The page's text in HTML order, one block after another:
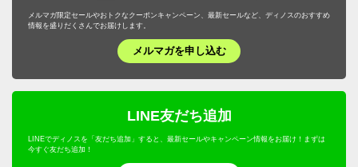
メルマガ限定セールやおトクなクーポンキャンペーン、最新セールなど、ディノスのおすすめ
情報を盛りだくさんでお届けします。
メルマガを申し込む
LINE友だち追加
LINEでディノスを「友だち追加」すると、最新セールやキャンペーン情報をお届け！まずは
今すぐ友だち追加！